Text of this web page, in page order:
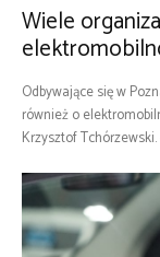
Wiele
Odbywające się w
również o
Krzysztof